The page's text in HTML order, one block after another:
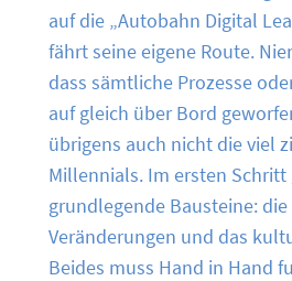
auf die „Autobahn Digital
fährt seine eigene Route.
dass sämtliche Prozesse
auf gleich über Bord
übrigens auch nicht die viel
Millennials. Im ersten Schritt
grundlegende Bausteine:
Veränderungen und das
Beides muss Hand in Hand